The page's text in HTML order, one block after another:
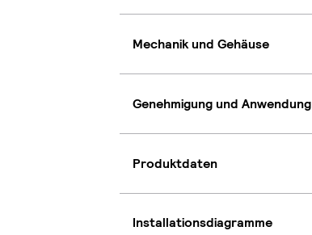
Mechanik und Gehäuse
Genehmigung und Anwendung
Produktdaten
Installationsdiagramme